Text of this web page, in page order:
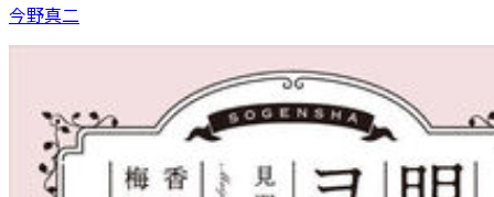
今野真二